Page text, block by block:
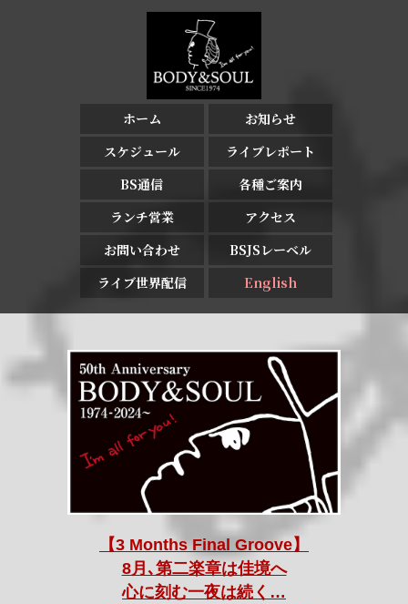
ホーム
お知らせ
スケジュール
ライブレポート
BS通信
各種ご案内
ランチ営業
アクセス
お問い合わせ
BSJSレーベル
ライブ世界配信
English
【3 Months Final Groove】
8月､第二楽章は佳境へ
心に刻む一夜は続く…